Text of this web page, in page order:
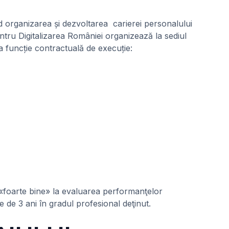
și dezvoltarea carierei personalului
Digitalizarea României organizează la sediul
funcție contractuală de execuție:
bine» la evaluarea performanţelor
de 3 ani în gradul profesional deţinut.